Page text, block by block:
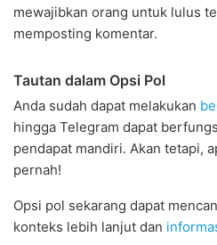
mewajibkan orang untuk lulus
memposting komentar.
Tautan dalam Opsi Pol
Anda sudah dapat melakukan
hingga Telegram dapat
pendapat mandiri. Akan tetapi,
pernah!
Opsi pol sekarang dapat
konteks lebih lanjut dan